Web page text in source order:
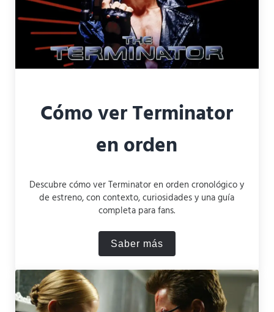
Cómo ver Terminator
en orden
Descubre cómo ver Terminator en orden cronológico y
de estreno, con contexto, curiosidades y una guía
completa para fans.
Saber másCómo ver Terminator en